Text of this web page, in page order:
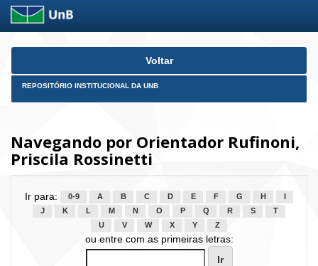
Skip
Voltar
REPOSITÓRIO INSTITUCIONAL DA UNB
Navegando por Orientador Rufinoni,
Priscila Rossinetti
Ir para: 0-9 A B C D E F G H
J
K L M N O P Q R S
T
U
V W X Y Z
ou entre com as primeiras letras: